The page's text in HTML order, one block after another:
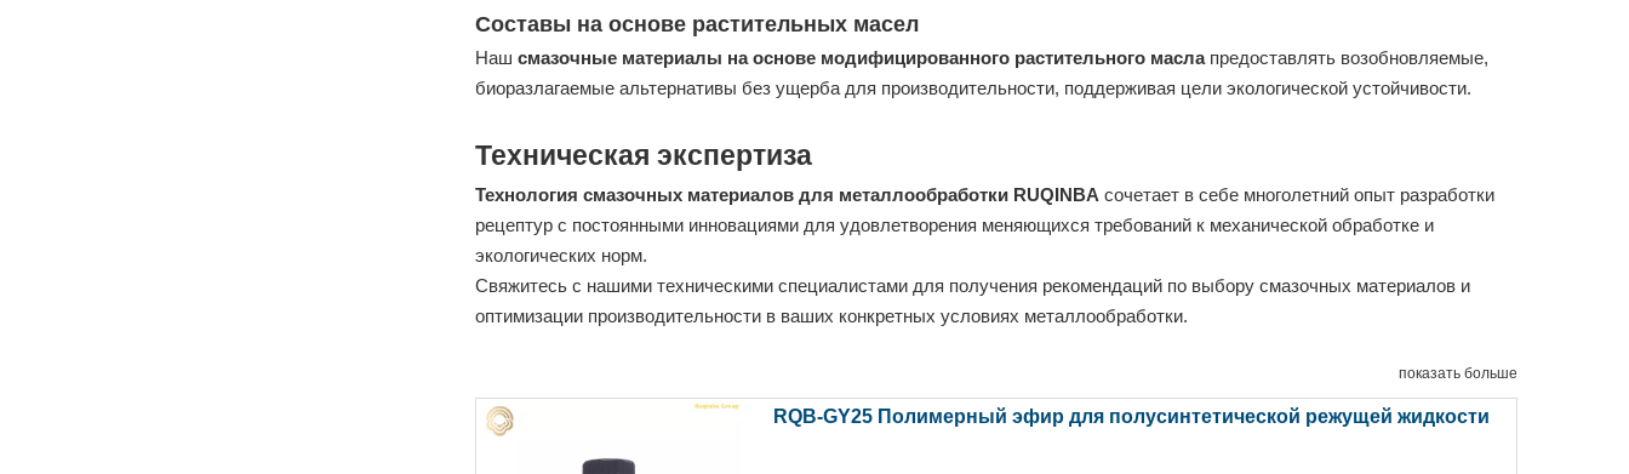
Составы на основе растительных масел
Наш смазочные материалы на основе модифицированного растительного маслапредоставлять возобновляемые,
биоразлагаемые альтернативы без ущерба для производительности, поддерживая цели экологической устойчивости.
Техническая экспертиза
Технология смазочных материалов для металлообработки RUQINBA сочетает в себе многолетний опыт разработки
рецептур с постоянными инновациями для удовлетворения меняющихся требований к механической обработке и
экологических норм.
Свяжитесь с нашими техническими специалистами для получения рекомендаций по выбору смазочных материалов и
оптимизации производительности в ваших конкретных условиях металлообработки.
показать больше
RQB-GY25 Полимерный эфир для полусинтетической режущей жидкости